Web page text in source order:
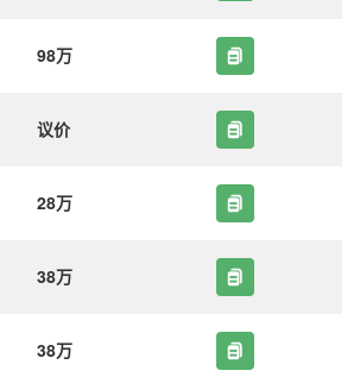
98万
议价
28万
38万
38万